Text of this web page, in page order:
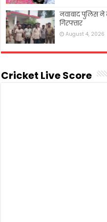
नवाबाद पुलिस ने
गिरफ्तार
August 4, 2026
Cricket Live Score